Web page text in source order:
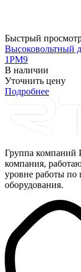
Быстрый
Высоковольтный
1РМ9
В наличии
Уточнить цену
Подробнее
Группа компаний
компания,
уровне работы
оборудования.